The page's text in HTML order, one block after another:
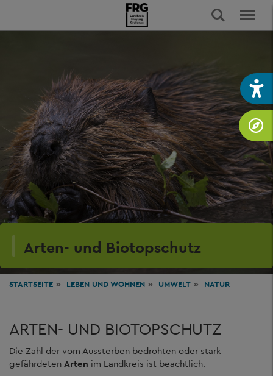
Arten- und Biotopschutz
STARTSEITE LEBEN UND WOHNEN UMWELT NATUR
ARTEN- UND BIOTOPSCHUTZ
Die Zahl der vom Aussterben bedrohten oder stark
gefährdeten Arten im Landkreis ist beachtlich.